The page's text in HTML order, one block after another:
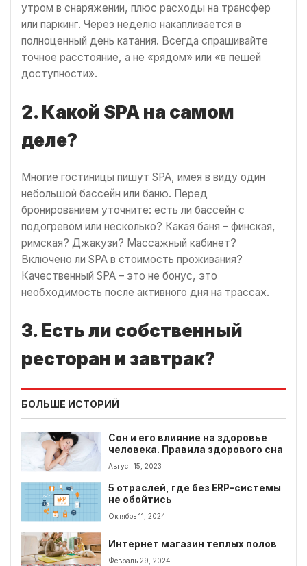
утром в снаряжении, плюс расходы на трансфер
или паркинг. Через неделю накапливается в
полноценный день катания. Всегда спрашивайте
точное расстояние, а не «рядом» или «в пешей
доступности».
2. Какой SPA на самом
деле?
Многие гостиницы пишут SPA, имея в виду один
небольшой бассейн или баню. Перед
бронированием уточните: есть ли бассейн с
подогревом или несколько? Какая баня – финская,
римская? Джакузи? Массажный кабинет?
Включено ли SPA в стоимость проживания?
Качественный SPA – это не бонус, это
необходимость после активного дня на трассах.
3. Есть ли собственный
ресторан и завтрак?
БОЛЬШЕ ИСТОРИЙ
Сон и его влияние на здоровье
человека. Правила здорового сна
Август 15, 2023
5 отраслей, где без ERP-системы
не обойтись
Октябрь 11, 2024
Интернет магазин теплых полов
Февраль 29, 2024